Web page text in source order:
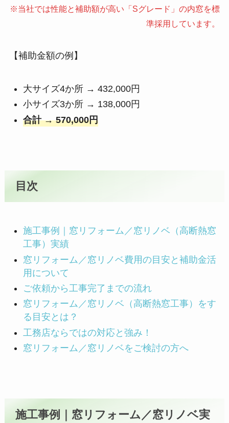
※当社では性能と補助額が高い「Sグレード」の内窓を標
準採用しています。
【補助金額の例】
大サイズ4か所 → 432,000円
小サイズ3か所 → 138,000円
合計 → 570,000円
目次
施工事例｜窓リフォーム／窓リノベ（高断熱窓
工事）実績
窓リフォーム／窓リノベ費用の目安と補助金活
用について
ご依頼から工事完了までの流れ
窓リフォーム／窓リノベ（高断熱窓工事）をす
る目安とは？
工務店ならではの対応と強み！
窓リフォーム／窓リノベをご検討の方へ
施工事例｜窓リフォーム／窓リノベ実